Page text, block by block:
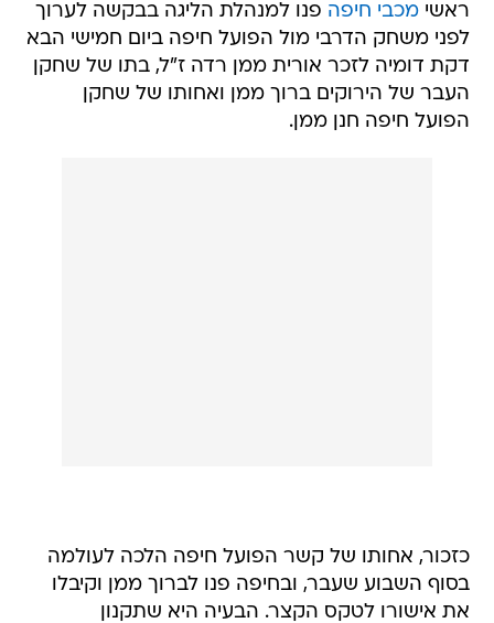
ראשימכבי חיפה פנו למנהלת הליגה בבקשה לערוך
לפני משחק הדרבי מול הפועל חיפה ביום חמישי הבא
דקת דומיה לזכר אורית ממן רדה ז"ל, בתו של שחקן
העבר של הירוקים ברוך ממן ואחותו של שחקן
הפועל חיפה חנן ממן.
כזכור, אחותו של קשר הפועל חיפה הלכה לעולמה
בסוף השבוע שעבר, ובחיפה פנו לברוך ממן וקיבלו
את אישורו לטקס הקצר. הבעיה היא שתקנון